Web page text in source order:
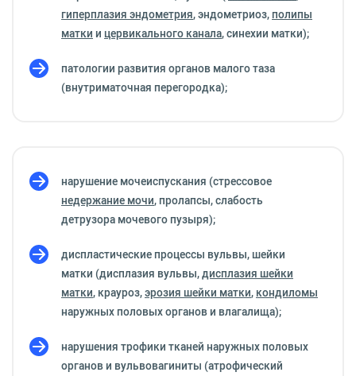
гиперплазия эндометрия, эндометриоз, полипы
матки и цервикального канала, синехии матки);
патологии развития органов малого таза
(внутриматочная перегородка);
нарушение мочеиспускания (стрессовое
недержание мочи, пролапсы, слабость
детрузора мочевого пузыря);
диспластические процессы вульвы, шейки
матки (дисплазия вульвы,дисплазия шейки
матки, крауроз,эрозия шейки матки, кондиломы
наружных половых органов и влагалища);
нарушения трофики тканей наружных половых
органов и вульвовагиниты (атрофический